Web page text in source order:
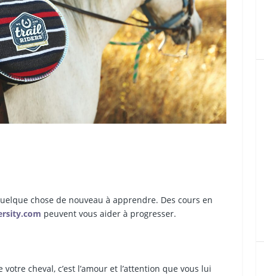
chose de nouveau à apprendre. Des cours en
peuvent vous aider à progresser.
cheval, c’est l’amour et l’attention que vous lui